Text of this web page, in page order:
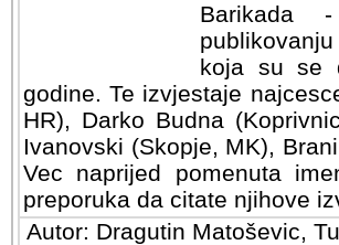
Barikada
koja su se
godine. Te izvjestaje
HR), Darko Budna
Ivanovski (Skopje, MK),
Vec naprijed pomenuta
preporuka da citate njihove
Autor: Dragutin Matoševic,